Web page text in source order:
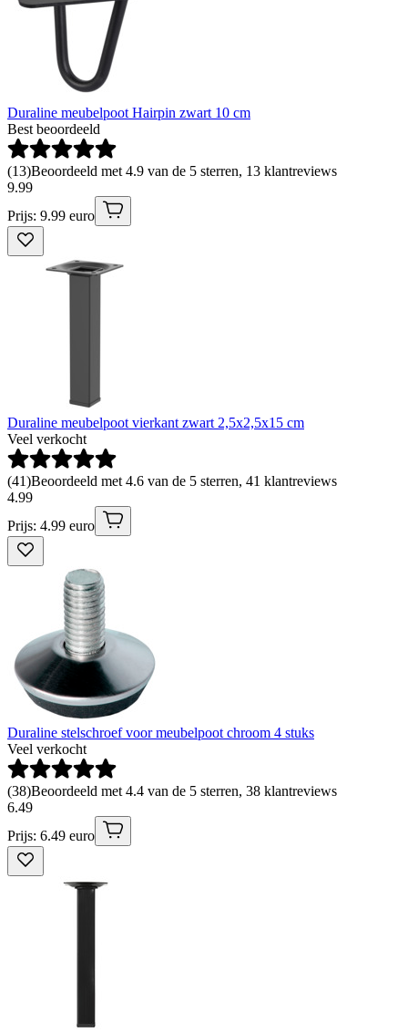
Duraline meubelpoot Hairpin zwart 10 cm
Best beoordeeld
(13)Beoordeeld met 4.9 van de 5 sterren, 13 klantreviews
9.99
Prijs: 9.99 euro
Duraline meubelpoot vierkant zwart 2,5x2,5x15 cm
Veel verkocht
(41)Beoordeeld met 4.6 van de 5 sterren, 41 klantreviews
4.99
Prijs: 4.99 euro
Duraline stelschroef voor meubelpoot chroom 4 stuks
Veel verkocht
(38)Beoordeeld met 4.4 van de 5 sterren, 38 klantreviews
6.49
Prijs: 6.49 euro